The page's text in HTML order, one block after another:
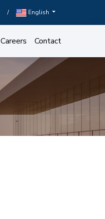
/ English
Careers Contact